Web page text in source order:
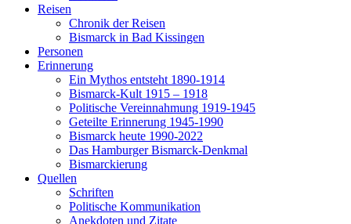
Reisen
Chronik der Reisen
Bismarck in Bad Kissingen
Personen
Erinnerung
Ein Mythos entsteht 1890-1914
Bismarck-Kult 1915 – 1918
Politische Vereinnahmung 1919-1945
Geteilte Erinnerung 1945-1990
Bismarck heute 1990-2022
Das Hamburger Bismarck-Denkmal
Bismarckierung
Quellen
Schriften
Politische Kommunikation
Anekdoten und Zitate